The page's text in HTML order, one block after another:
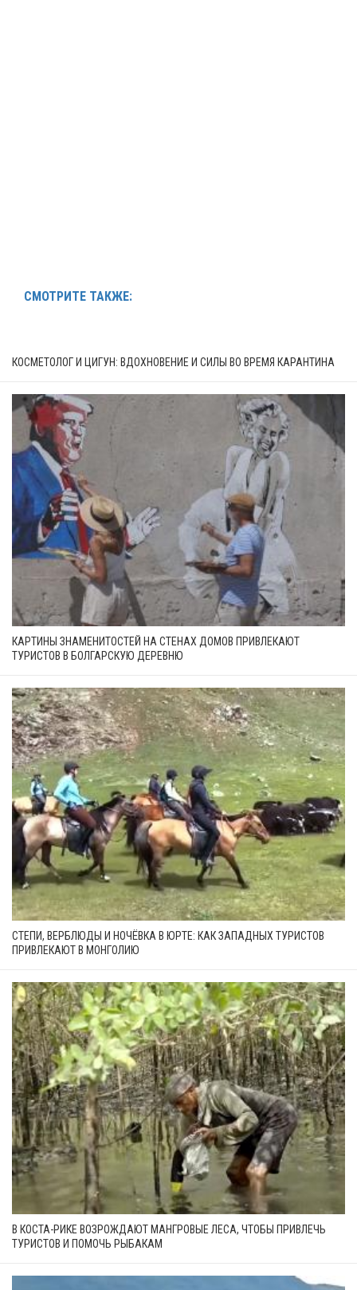
СМОТРИТЕ ТАКЖЕ:
КОСМЕТОЛОГ И ЦИГУН: ВДОХНОВЕНИЕ И СИЛЫ ВО ВРЕМЯ КАРАНТИНА
КАРТИНЫ ЗНАМЕНИТОСТЕЙ НА СТЕНАХ ДОМОВ ПРИВЛЕКАЮТ
ТУРИСТОВ В БОЛГАРСКУЮ ДЕРЕВНЮ
СТЕПИ, ВЕРБЛЮДЫ И НОЧЁВКА В ЮРТЕ: КАК ЗАПАДНЫХ ТУРИСТОВ
ПРИВЛЕКАЮТ В МОНГОЛИЮ
В КОСТА-РИКЕ ВОЗРОЖДАЮТ МАНГРОВЫЕ ЛЕСА, ЧТОБЫ ПРИВЛЕЧЬ
ТУРИСТОВ И ПОМОЧЬ РЫБАКАМ